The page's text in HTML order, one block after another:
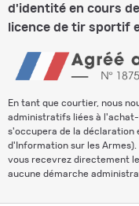
d'identité en cours
licence de tir sportif
En tant que courtier, nous
administratifs liées à
s'occupera de la déclaration
d'Information sur les
vous recevrez directement
aucune démarche